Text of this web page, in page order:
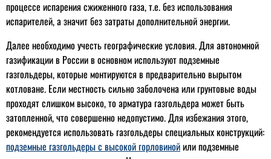
процессе испарения сжиженного газа, т.е. без использования
испарителей, а значит без затраты дополнительной энергии.
Далее необходимо учесть географические условия. Для автономной
газификации в России в основном используют подземные
газгольдеры, которые монтируются в предварительно вырытом
котловане. Если местность сильно заболочена или грунтовые воды
проходят слишком высоко, то арматура газгольдера может быть
затопленной, что совершенно недопустимо. Для избежания этого,
рекомендуется использовать газгольдеры специальных конструкций:
подземные газгольдеры с высокой горловинойили подземные